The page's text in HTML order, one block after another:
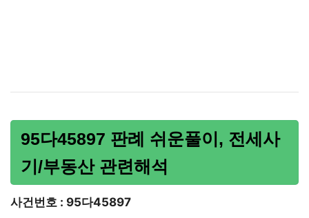
95다45897 판례 쉬운풀이, 전세사
기/부동산 관련해석
사건번호 : 95다45897